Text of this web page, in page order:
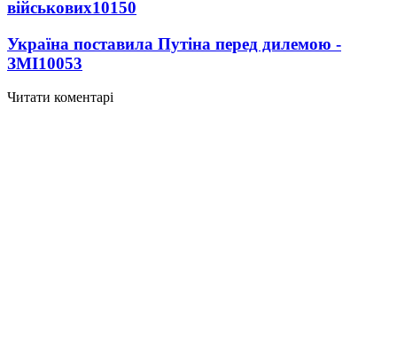
військових10150
Україна поставила Путіна перед дилемою -
ЗМІ10053
Читати коментарі